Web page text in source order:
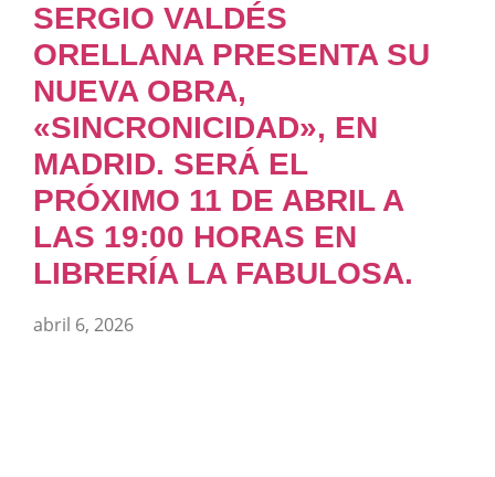
SERGIO VALDÉS
ORELLANA PRESENTA SU
NUEVA OBRA,
«SINCRONICIDAD», EN
MADRID. SERÁ EL
PRÓXIMO 11 DE ABRIL A
LAS 19:00 HORAS EN
LIBRERÍA LA FABULOSA.
abril 6, 2026